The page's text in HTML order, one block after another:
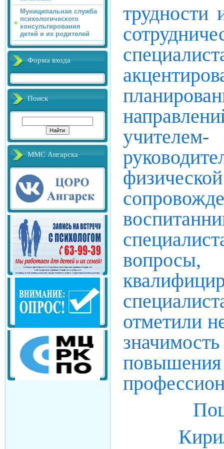
Муниципальная служба
психологического
консультирования
детей и их родителей
Форма входа
Поиск
ММС Ангарска
трудности
отметили